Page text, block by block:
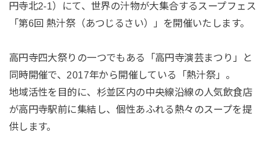
円寺北2-1）にて、世界の汁物が大集合するスープフェス
「第6回 熱汁祭（あつじるさい）」を開催いたします。
高円寺四大祭りの一つでもある「高円寺演芸まつり」と
同時開催で、2017年から開催している「熱汁祭」。
地域活性を目的に、杉並区内の中央線沿線の人気飲食店
が高円寺駅前に集結し、個性あふれる熱々のスープを提
供します。